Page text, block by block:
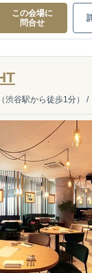
この会場に
問合せ
谷駅から徒歩1分） /